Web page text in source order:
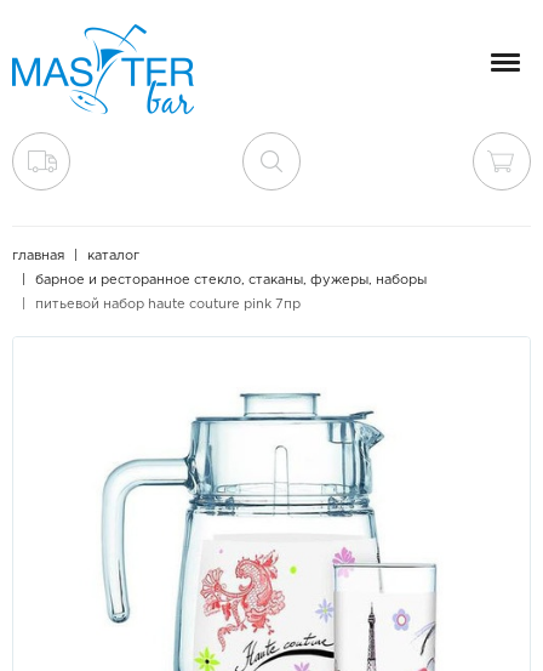
главная
каталог
барное и ресторанное стекло, стаканы, фужеры, наборы
питьевой набор haute couture pink 7пр